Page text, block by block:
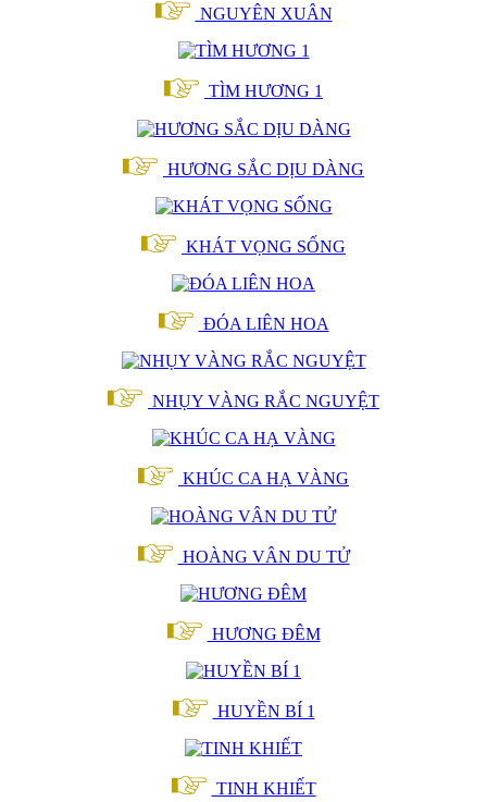
NGUYÊN XUÂN
TÌM HƯƠNG 1
HƯƠNG SẮC DỊU DÀNG
KHÁT VỌNG SỐNG
ĐÓA LIÊN HOA
NHỤY VÀNG RẮC NGUYỆT
KHÚC CA HẠ VÀNG
HOÀNG VÂN DU TỬ
HƯƠNG ĐÊM
HUYỀN BÍ 1
TINH KHIẾT